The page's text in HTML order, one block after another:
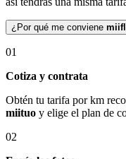
¿Por qué me conviene
01
Cotiza y contrata
Obtén tu tarifa por km
miituo y elige el plan de
02